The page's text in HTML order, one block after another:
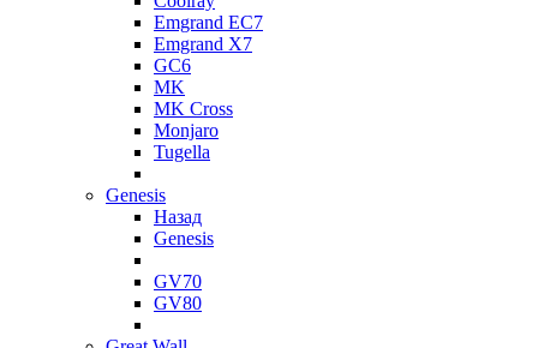
Emgrand EC7
Emgrand X7
GC6
MK
MK Cross
Monjaro
Tugella
Genesis
Назад
Genesis
GV70
GV80